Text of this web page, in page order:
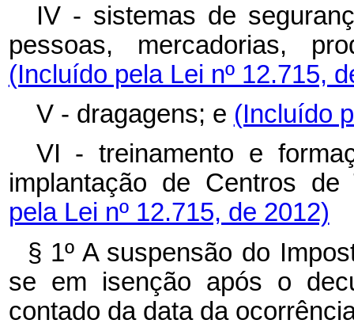
IV - sistemas de
pessoas, mercadorias,
(Incluído pela Lei nº 12.715,
V - dragagens; e (Incluído
VI - treinamento e
implantação de Centros
pela Lei nº 12.715, de 2012)
§ 1º A suspensão do
se em isenção após o
contado da data da